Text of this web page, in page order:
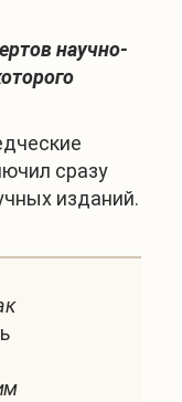
научно-
сразу
изданий.